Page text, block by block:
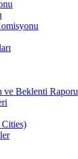
Beklenti Raporu